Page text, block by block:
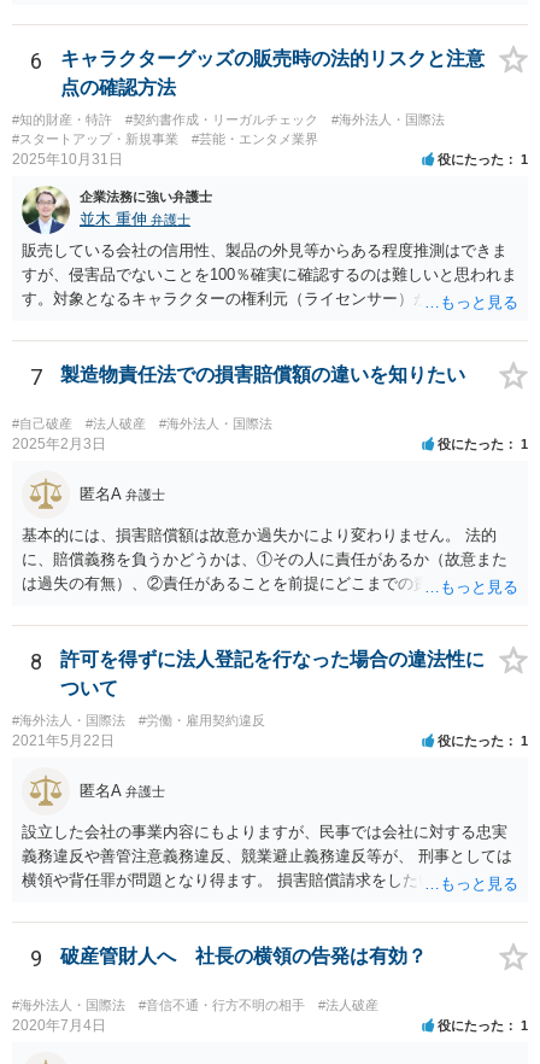
主手の地位確認請求を訴訟などで実施し、正式に権利関係を明らかに
することも考えられます。 また、仮に株式の割り当てがなされていな
いとのことであれば、出資契約の前提が果たされていないことになり
ますので、債務不履行を理由に契約を解除し、100万円の返金を要求す
ることも考えられるかと思慮いたします。 この他、持ち株比率などに
もよりますが、過半数を確保できるのであれば、相手方の解任請求を
たします。 いずれの手段をとるとしても、当時のやり取りや契約内
容、相手方の主張内容などによっても、とるべき手段が異なってきま
すので、本格的に争うことをお考えであれば、関連資料をお持ちのう
え、個別に弁護士にご相談をし、対策を立てていくべきと思慮いたし
ます。
6
キャラクターグッズの販売時の法的リスクと注意
点の確認方法
#知的財産・特許 #契約書作成・リーガルチェック
#海外法人・国際法
#スタートアップ・新規事業
#芸能・エンタメ業界
2025年10月31日 役にたった 1
企業法務に強い弁護士
並木 重伸 弁護士
販売している会社の信用性、製品の外見等からある程度推測はできま
すが、侵害品でないことを100％確実に確認するのは難しいと思われま
す。対象となるキャラクターの権利元（ライセンサー）がわかるので
頼し絵を作ってもらいそれを元に工場へ作成依頼などした場合」につ
いては、作ってもらった絵がオリジナルのものであれば問題はありま
せんが（ただし絵師などから権利を得ておく必要があります。）、既
存のキャラクターやそれに類似するものであれば、その権利元から許
諾を受けない限り著作権侵害となる可能性が高いです。
7 製造物責任法での損害賠償額の違いを知りたい
#自己破産 #法人破産 #海外法人・国際法
2025年2月3日 役にたった 1
匿名A 弁護士
基本的には、損害賠償額は故意か過失かにより変わりません。 法的
に、賠償義務を負うかどうかは、①その人に責任があるか（故意また
は過失の有無）、②責任があることを前提にどこまでの責任を負うべ
（厳密には、②の話の中で責任の範囲を問う過程で主観面も見るする
ので事案次第ではありますが。）。 また、海外での損害の発生の場合
には、まずどの法を適用するのかの問題があるので、どの国の損害で
生じた損害で、その問題に何法が適用されるのか、の判断が先行する
ので、事案聞かないことにはなんともといったところです。
8
許可を得ずに法人登記を行なった場合の違法性に
ついて
#海外法人・国際法 #労働・雇用契約違反
2021年5月22日 役にたった 1
匿名A 弁護士
設立した会社の事業内容にもよりますが、民事では会社に対する忠実
義務違反や善管注意義務違反、競業避止義務違反等が、 刑事としては
横領や背任罪が問題となり得ます。 損害賠償請求をしたいのか、刑事
等、ご希望によって進め方や必要な証拠が変わってきますので、速や
かにお近くの法律事務所に直接ご相談いただくことをおすすめいたし
9 破産管財人へ 社長の横領の告発は有効？
#海外法人・国際法 #音信不通・行方不明の相手 #法人破産
2020年7月4日 役にたった 1